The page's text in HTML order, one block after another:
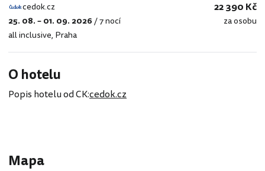
cedok.cz
cedok.cz
25. 08. – 01. 09. 2026/7 nocí
all inclusive, Praha
22 390 Kč
za osobu
O hotelu
Popis hotelu od CK:cedok.cz
Mapa